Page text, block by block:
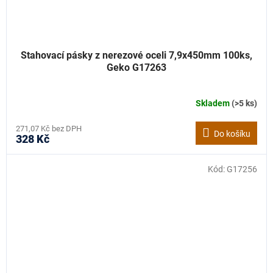
Stahovací pásky z nerezové oceli 7,9x450mm 100ks,
Geko G17263
Skladem(>5 ks)
271,07 Kč bez DPH
328 Kč Do košíku
Kód: G17256